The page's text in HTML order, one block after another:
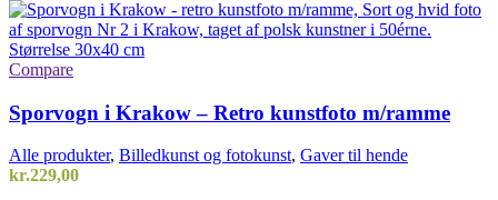
Compare
Sporvogn i Krakow – Retro kunstfoto m/ramme
Alle produkter, Billedkunst og fotokunst, Gaver til hende
kr.229,00